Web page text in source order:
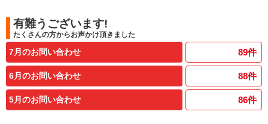
有難うございます!
たくさんの方からお声かけ頂きました
7月のお問い合わせ 89件
6月のお問い合わせ 88件
5月のお問い合わせ 86件